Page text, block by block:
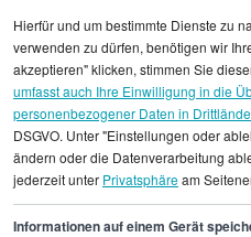
zu Gehaltsrahmen,
Vergleich mehrerer
Bild der
die eigenen
anzupassen.
Hierfür und um bestimmte Dienste zu
verwenden zu dürfen, benötigen wir
akzeptieren" klicken, stimmen Sie
umfasst auch Ihre Einwilligung in die
personenbezogener Daten in
DSGVO. Unter "Einstellungen oder
ändern oder die Datenverarbeitung
jederzeit unter Privatsphäream
Informationen auf einem Gerät